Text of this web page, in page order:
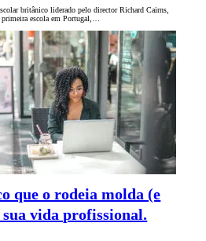
britânico liderado pelo director Richard Cairns,
primeira escola em Portugal,…
que o rodeia molda (e
vida profissional.